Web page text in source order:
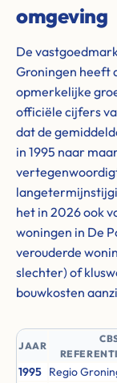
omgeving
De
Groningen heeft
opmerkelijke
officiële cijfers
dat de
in 1995 naar
het in 2026 ook
woningen in De
verouderde
slechter) of
bouwkosten
JAAR
1995 Regio